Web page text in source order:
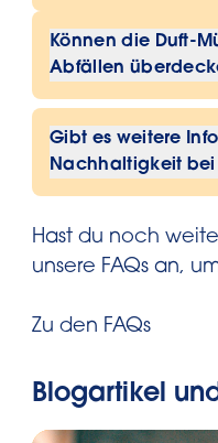
bieten nicht
Reißfestigkeit
sorgen auch
Duft bei der
Der Duft wird
der Müllbeutel
sie einen
verströmen.
Können die Duft-
Abfällen
Ja, die Duft-
helfen,
überdecken
angenehmen
Gibt es weitere
Nachhaltigkeit bei
Swirl ®und wie
beiträgt, findest
Hast du noch
unsere FAQs an,
Zu den FAQs
Blogartikel